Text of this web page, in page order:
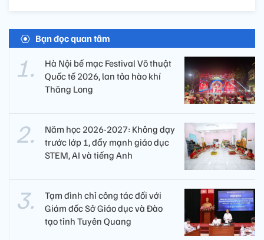
Bạn đọc quan tâm
Hà Nội bế mạc Festival Võ thuật
Quốc tế 2026, lan tỏa hào khí
Thăng Long
Năm học 2026-2027: Không dạy
trước lớp 1, đẩy mạnh giáo dục
STEM, AI và tiếng Anh
Tạm đình chỉ công tác đối với
Giám đốc Sở Giáo dục và Đào
tạo tỉnh Tuyên Quang